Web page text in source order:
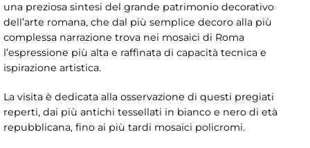
una preziosa sintesi del grande patrimonio decorativo
dell’arte romana, che dal più semplice decoro alla più
complessa narrazione trova nei mosaici di Roma
l’espressione più alta e raffinata di capacità tecnica e
ispirazione artistica.
La visita è dedicata alla osservazione di questi pregiati
reperti, dai più antichi tessellati in bianco e nero di età
repubblicana, fino ai più tardi mosaici policromi.